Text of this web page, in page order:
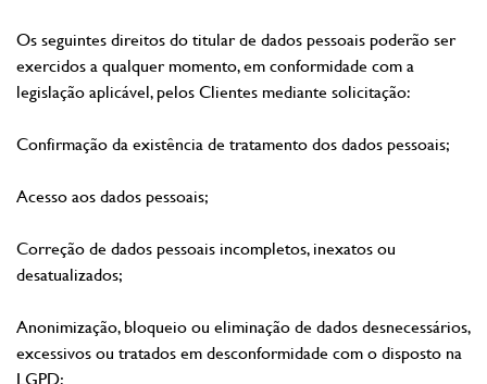
Os seguintes direitos do titular de dados pessoais poderão ser
exercidos a qualquer momento, em conformidade com a
legislação aplicável, pelos Clientes mediante solicitação:
Confirmação da existência de tratamento dos dados pessoais;
Acesso aos dados pessoais;
Correção de dados pessoais incompletos, inexatos ou
desatualizados;
Anonimização, bloqueio ou eliminação de dados desnecessários,
excessivos ou tratados em desconformidade com o disposto na
LGPD;